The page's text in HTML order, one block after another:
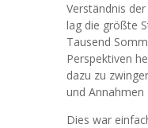
Verständnis
lag die größte
Tausend
Perspektiven
dazu zu
und
Dies war